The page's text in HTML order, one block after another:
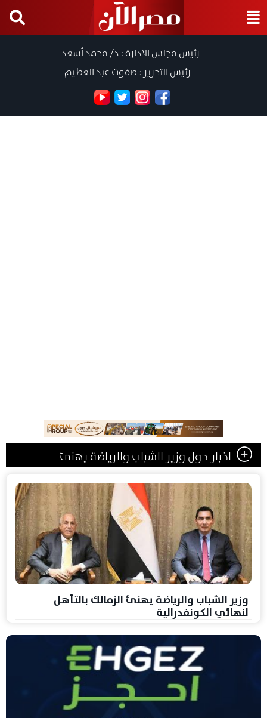
رئيس مجلس الادارة : د/ محمد أسعد
رئيس التحرير : صفوت عبد العظيم
اخبار حول وزير الشباب والرياضة يهنئ
وزير الشباب والرياضة يهنئ الزمالك بالتأهل
لنهائي الكونفدرالية